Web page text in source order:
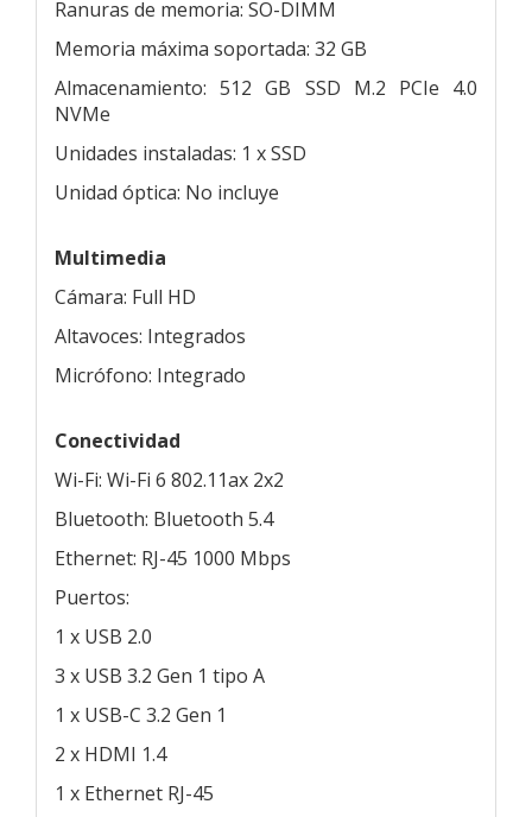
Ranuras de memoria: SO-DIMM
Memoria máxima soportada: 32 GB
Almacenamiento: 512 GB SSD M.2 PCIe 4.0
NVMe
Unidades instaladas: 1 x SSD
Unidad óptica: No incluye
Multimedia
Cámara: Full HD
Altavoces: Integrados
Micrófono: Integrado
Conectividad
Wi-Fi: Wi-Fi 6 802.11ax 2x2
Bluetooth: Bluetooth 5.4
Ethernet: RJ-45 1000 Mbps
Puertos:
1 x USB 2.0
3 x USB 3.2 Gen 1 tipo A
1 x USB-C 3.2 Gen 1
2 x HDMI 1.4
1 x Ethernet RJ-45